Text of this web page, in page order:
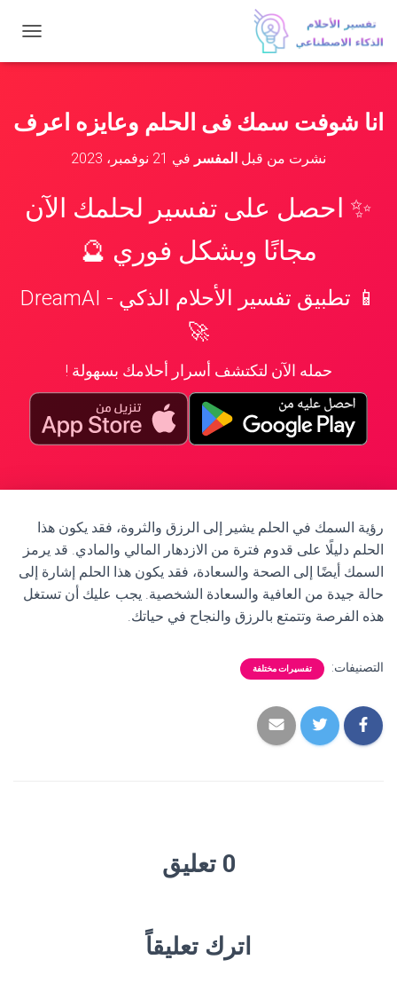
ب
ل
ا
ل
انا شوفت سمك فى الحلم وعايزه اعرف
نشرت من قبل المفسر في 21 نوفمبر، 2023
✨ احصل على تفسير لحلمك الآن
مجانًا وبشكل فوري 🔮
📱 تطبيق تفسير الأحلام الذكي - DreamAI
🚀
حمله الآن لتكتشف أسرار أحلامك بسهولة !
رؤية السمك في الحلم يشير إلى الرزق والثروة، فقد يكون هذا
الحلم دليلًا على قدوم فترة من الازدهار المالي والمادي. قد يرمز
السمك أيضًا إلى الصحة والسعادة، فقد يكون هذا الحلم إشارة إلى
حالة جيدة من العافية والسعادة الشخصية. يجب عليك أن تستغل
هذه الفرصة وتتمتع بالرزق والنجاح في حياتك.
التصنيفات: تفسيرات مختلفة
0 تعليق
اترك تعليقاً